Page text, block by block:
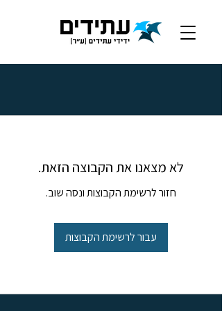
לא מצאנו את הקבוצה הזאת.
חזור לרשימת הקבוצות ונסה שוב.
עבור לרשימת הקבוצות